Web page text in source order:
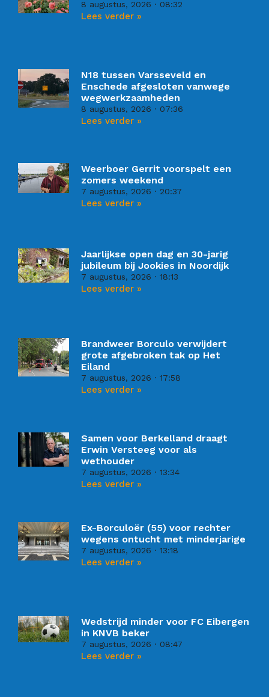
8 augustus, 2026 08:32
Lees verder »
N18 tussen Varsseveld en
Enschede afgesloten vanwege
wegwerkzaamheden
8 augustus, 2026 07:36
Lees verder »
Weerboer Gerrit voorspelt een
zomers weekend
7 augustus, 2026 20:37
Lees verder »
Jaarlijkse open dag en 30-jarig
jubileum bij Jookies in Noordijk
7 augustus, 2026 18:13
Lees verder »
Brandweer Borculo verwijdert
grote afgebroken tak op Het
Eiland
7 augustus, 2026 17:58
Lees verder »
Samen voor Berkelland draagt
Erwin Versteeg voor als
wethouder
7 augustus, 2026 13:34
Lees verder »
Ex-Borculoër (55) voor rechter
wegens ontucht met minderjarige
7 augustus, 2026 13:18
Lees verder »
Wedstrijd minder voor FC Eibergen
in KNVB beker
7 augustus, 2026 08:47
Lees verder »